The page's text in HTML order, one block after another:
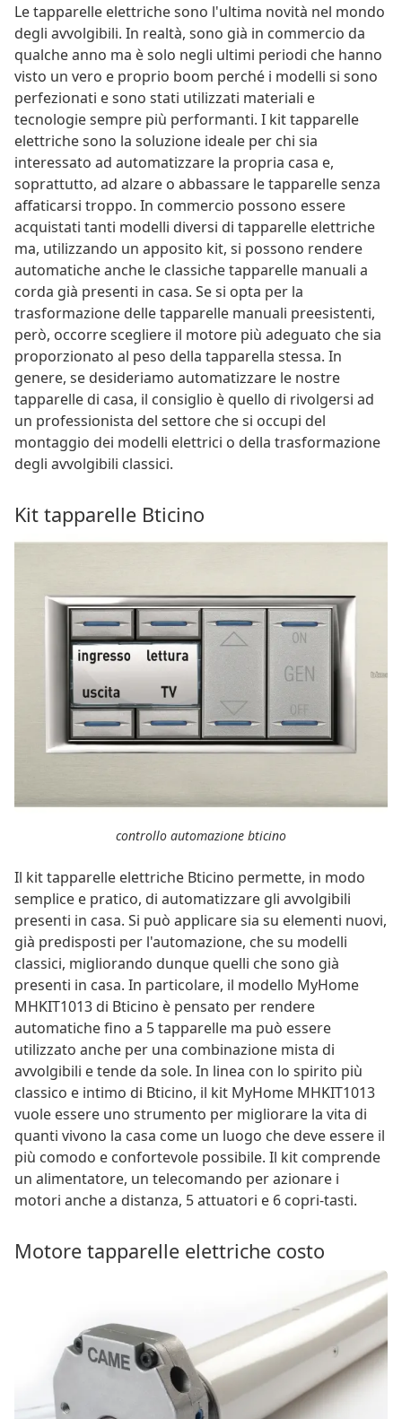
Le tapparelle elettriche sono l'ultima novità nel mondo
degli avvolgibili. In realtà, sono già in commercio da
qualche anno ma è solo negli ultimi periodi che hanno
visto un vero e proprio boom perché i modelli si sono
perfezionati e sono stati utilizzati materiali e
tecnologie sempre più performanti. I kit tapparelle
elettriche sono la soluzione ideale per chi sia
interessato ad automatizzare la propria casa e,
soprattutto, ad alzare o abbassare le tapparelle senza
affaticarsi troppo. In commercio possono essere
acquistati tanti modelli diversi di tapparelle elettriche
ma, utilizzando un apposito kit, si possono rendere
automatiche anche le classiche tapparelle manuali a
corda già presenti in casa. Se si opta per la
trasformazione delle tapparelle manuali preesistenti,
però, occorre scegliere il motore più adeguato che sia
proporzionato al peso della tapparella stessa. In
genere, se desideriamo automatizzare le nostre
tapparelle di casa, il consiglio è quello di rivolgersi ad
un professionista del settore che si occupi del
montaggio dei modelli elettrici o della trasformazione
degli avvolgibili classici.
Kit tapparelle Bticino
controllo automazione bticino
Il kit tapparelle elettriche Bticino permette, in modo
semplice e pratico, di automatizzare gli avvolgibili
presenti in casa. Si può applicare sia su elementi nuovi,
già predisposti per l'automazione, che su modelli
classici, migliorando dunque quelli che sono già
presenti in casa. In particolare, il modello MyHome
MHKIT1013 di Bticino è pensato per rendere
automatiche fino a 5 tapparelle ma può essere
utilizzato anche per una combinazione mista di
avvolgibili e tende da sole. In linea con lo spirito più
classico e intimo di Bticino, il kit MyHome MHKIT1013
vuole essere uno strumento per migliorare la vita di
quanti vivono la casa come un luogo che deve essere il
più comodo e confortevole possibile. Il kit comprende
un alimentatore, un telecomando per azionare i
motori anche a distanza, 5 attuatori e 6 copri-tasti.
Motore tapparelle elettriche costo